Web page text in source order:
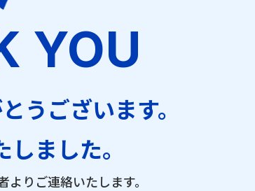
YOU
うございます。
しました。
りご連絡いたします。